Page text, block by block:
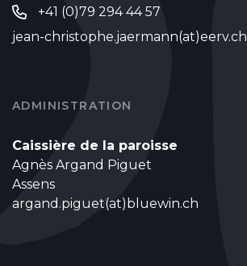
+41 (0)79 294 44 57
jean-christophe.jaermann(at)eerv.ch
ADMINISTRATION
Caissière de la paroisse
Agnès Argand Piguet
Assens
argand.piguet(at)bluewin.ch